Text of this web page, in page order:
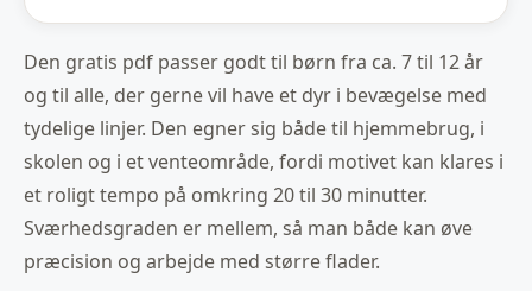
Den gratis pdf passer godt til børn fra ca. 7 til 12 år
og til alle, der gerne vil have et dyr i bevægelse med
tydelige linjer. Den egner sig både til hjemmebrug, i
skolen og i et venteområde, fordi motivet kan klares i
et roligt tempo på omkring 20 til 30 minutter.
Sværhedsgraden er mellem, så man både kan øve
præcision og arbejde med større flader.